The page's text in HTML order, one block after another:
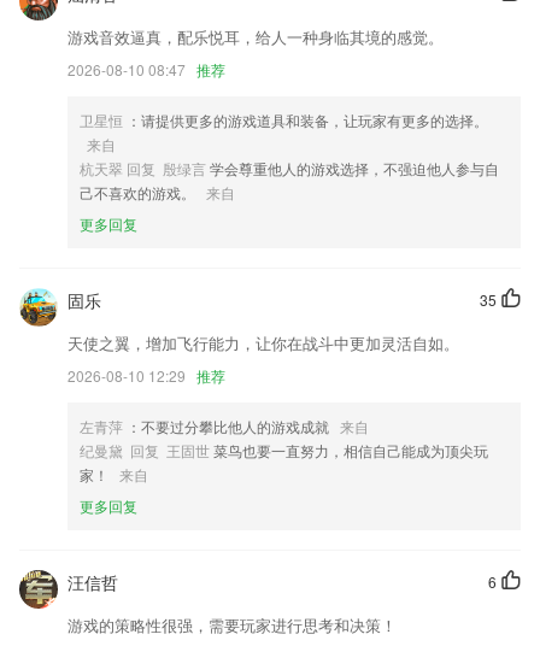
4：库存新增数量单位与规格单位转化功能，出库更方便。
解决社区页面个人页面无法下拉刷新问题；
优化训练功能。
个人中心全新优化改版，订阅查看更直接
联系我们
以上就是ty66的介绍，如果您喜欢这款软件，您可以到应用商店进行打分
评论，说出您的使用经历，以帮助我们更好的对产品进行优化修改。
游戏音效逼真，配乐悦耳，给人一种身临其境的感觉。
2026-08-10 08:47 推荐
卫星恒 ：请提供更多的游戏道具和装备，让玩家有更多的选择。
来自
杭天翠 回复 殷绿言学会尊重他人的游戏选择，不强迫他人参与自
己不喜欢的游戏。
来自
更多回复
35
固乐
天使之翼，增加飞行能力，让你在战斗中更加灵活自如。
2026-08-10 12:29 推荐
左青萍 ：不要过分攀比他人的游戏成就 来自
纪曼黛 回复 王固世菜鸟也要一直努力，相信自己能成为顶尖玩
家！
来自
更多回复
6
汪信哲
游戏的策略性很强，需要玩家进行思考和决策！